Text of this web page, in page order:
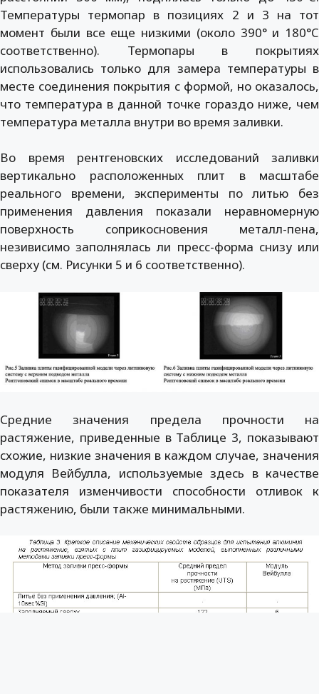
Температуры термопар в позициях 2 и 3 на тот
момент были все еще низкими (около 390° и 180°C
соответственно). Термопары в покрытиях
использовались только для замера температуры в
месте соединения покрытия с формой, но оказалось,
что температура в данной точке гораздо ниже, чем
температура металла внутри во время заливки.
Во время рентгеновских исследований заливки
вертикально расположенных плит в масштабе
реального времени, эксперименты по литью без
применения давления показали неравномерную
поверхность соприкосновения металл-пена,
незивисимо заполнялась ли пресс-форма снизу или
сверху (см. Рисунки 5 и 6 соответственно).
Средние значения предела прочности на
растяжение, приведенные в Таблице 3, показывают
схожие, низкие значения в каждом случае, значения
модуля Вейбулла, используемые здесь в качестве
показателя изменчивости способности отливок к
растяжению, были также минимальными.